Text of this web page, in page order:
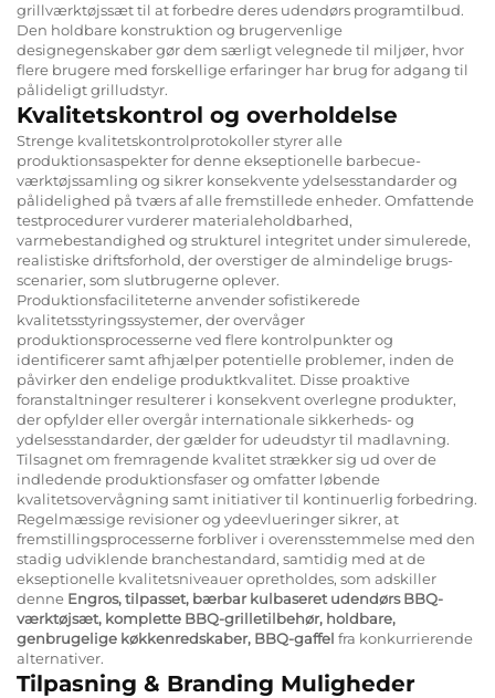
grillværktøjssæt til at forbedre deres udendørs programtilbud.
Den holdbare konstruktion og brugervenlige
designegenskaber gør dem særligt velegnede til miljøer, hvor
flere brugere med forskellige erfaringer har brug for adgang til
pålideligt grilludstyr.
Kvalitetskontrol og overholdelse
Strenge kvalitetskontrolprotokoller styrer alle
produktionsaspekter for denne ekseptionelle barbecue-
værktøjssamling og sikrer konsekvente ydelsesstandarder og
pålidelighed på tværs af alle fremstillede enheder. Omfattende
testprocedurer vurderer materialeholdbarhed,
varmebestandighed og strukturel integritet under simulerede,
realistiske driftsforhold, der overstiger de almindelige brugs-
scenarier, som slutbrugerne oplever.
Produktionsfaciliteterne anvender sofistikerede
kvalitetsstyringssystemer, der overvåger
produktionsprocesserne ved flere kontrolpunkter og
identificerer samt afhjælper potentielle problemer, inden de
påvirker den endelige produktkvalitet. Disse proaktive
foranstaltninger resulterer i konsekvent overlegne produkter,
der opfylder eller overgår internationale sikkerheds- og
ydelsesstandarder, der gælder for udeudstyr til madlavning.
Tilsagnet om fremragende kvalitet strækker sig ud over de
indledende produktionsfaser og omfatter løbende
kvalitetsovervågning samt initiativer til kontinuerlig forbedring.
Regelmæssige revisioner og ydeevlueringer sikrer, at
fremstillingsprocesserne forbliver i overensstemmelse med den
stadig udviklende branchestandard, samtidig med at de
ekseptionelle kvalitetsniveauer opretholdes, som adskiller
denne Engros, tilpasset, bærbar kulbaseret udendørs BBQ-
værktøjsæt, komplette BBQ-grilletilbehør, holdbare,
genbrugelige køkkenredskaber, BBQ-gaffel fra konkurrierende
alternativer.
Tilpasning & Branding Muligheder